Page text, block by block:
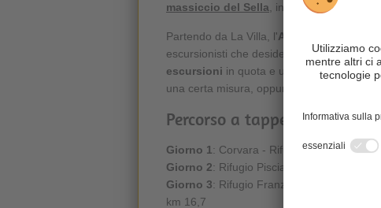
massiccio del Sella , intorno al quale
Partendo da La Villa, l'Alta Via dell'Alta
escursionisti che desiderano
escursioni in quota e un passo sicuro. Il
una certa misura, oppure percorrere
Percorso a tappe consigliato:
Giorno 1: Corvara - Rifugio Pisciadú –
Giorno 2: Rifugio Pisciadú – Piz Boé –
Giorno 3: Rifugio Franz Kostner – Passo
km 16,7